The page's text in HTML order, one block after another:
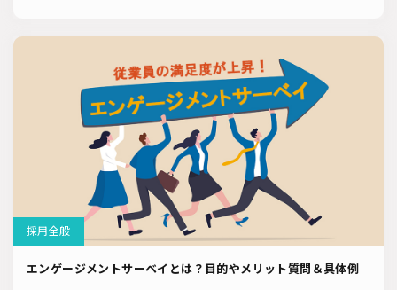
採用全般
エンゲージメントサーベイとは？目的やメリット質問＆具体例